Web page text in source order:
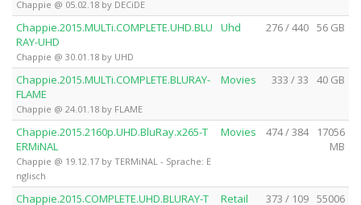
Chappie @ 05.02.18 by DECiDE
Chappie.2015.MULTi.COMPLETE.UHD.BLU
RAY-UHD
Chappie @ 30.01.18 by UHD
Uhd 276 / 440 56 GB
Chappie.2015.MULTi.COMPLETE.BLURAY-
FLAME
Chappie @ 24.01.18 by FLAME
Movies 333 / 33 40 GB
Chappie.2015.2160p.UHD.BluRay.x265-T
ERMiNAL
Chappie @ 19.12.17 by TERMiNAL - Sprache: E
nglisch
Movies 474 / 384
17056
MB
Chappie.2015.COMPLETE.UHD.BLURAY-T
Retail 373 / 109 55006